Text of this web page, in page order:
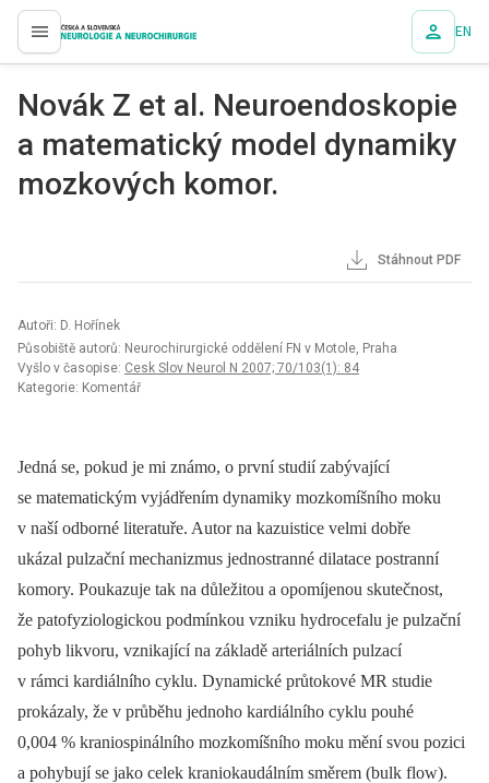
proLékaře.cz EN
Novák Z et al. Neuroendoskopie
a matematický model dynamiky
mozkových komor.
Stáhnout PDF
Autoři: D. Hořínek
Působiště autorů: Neurochirurgické oddělení FN v Motole, Praha
Vyšlo v časopise: Cesk Slov Neurol N 2007; 70/103(1): 84
Kategorie: Komentář
Jedná se, pokud je mi známo, o první studií zabývající
se matematickým vyjádřením dynamiky mozkomíšního moku
v naší odborné literatuře. Autor na kazuistice velmi dobře
ukázal pulzační mechanizmus jednostranné dilatace postranní
komory. Poukazuje tak na důležitou a opomíjenou skutečnost,
že patofyziologickou podmínkou vzniku hydrocefalu je pulzační
pohyb likvoru, vznikající na základě arteriálních pulzací
v rámci kardiálního cyklu. Dynamické průtokové MR studie
prokázaly, že v průběhu jednoho kardiálního cyklu pouhé
0,004 % kraniospinálního mozkomíšního moku mění svou pozici
a pohybují se jako celek kraniokaudálním směrem (bulk flow).